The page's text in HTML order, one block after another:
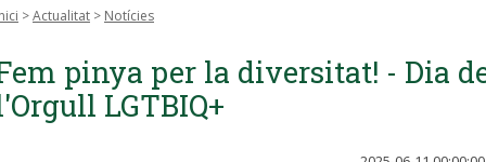
>Actualitat > Notícies
pinya per la diversitat! - Dia
LGTBIQ+